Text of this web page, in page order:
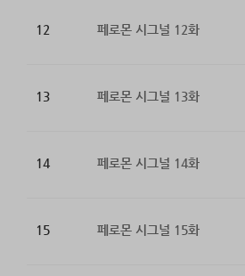
12 페로몬 시그널 12화
13 페로몬 시그널 13화
14 페로몬 시그널 14화
15 페로몬 시그널 15화